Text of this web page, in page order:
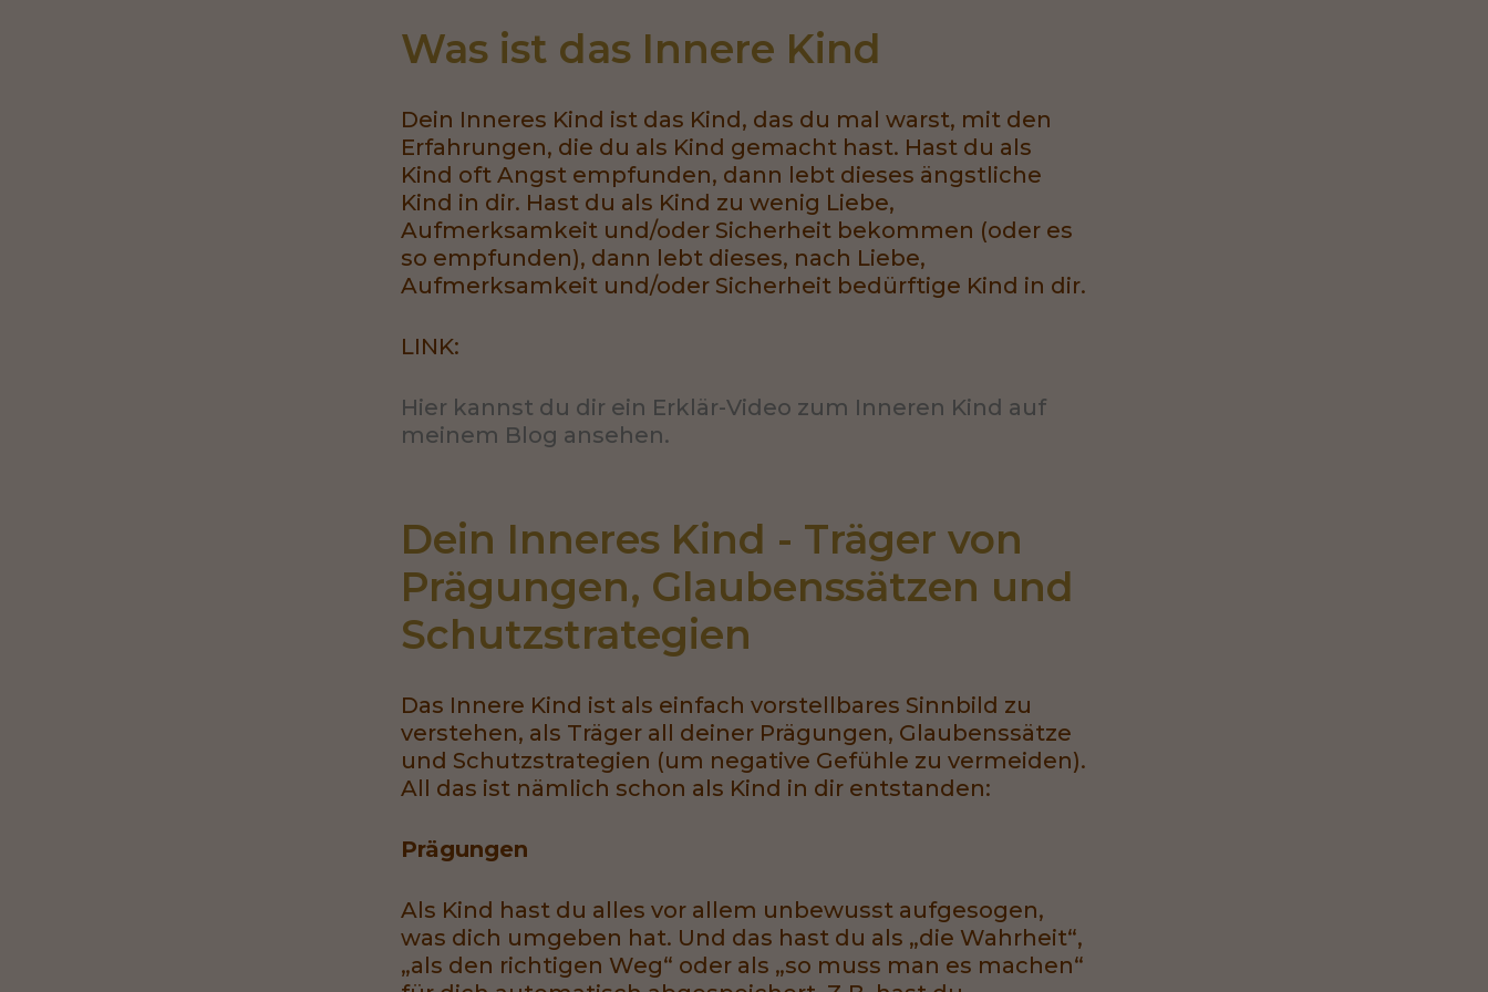
Was ist das Innere Kind
Dein Inneres Kind ist das Kind, das du mal warst, mit den
Erfahrungen, die du als Kind gemacht hast. Hast du als
Kind oft Angst empfunden, dann lebt dieses ängstliche
Kind in dir. Hast du als Kind zu wenig Liebe,
Aufmerksamkeit und/oder Sicherheit bekommen (oder es
so empfunden), dann lebt dieses, nach Liebe,
Aufmerksamkeit und/oder Sicherheit bedürftige Kind in dir.
LINK:
Hier kannst du dir ein Erklär-Video zum Inneren Kind auf
meinem Blog ansehen.
Dein Inneres Kind - Träger von
Prägungen, Glaubenssätzen und
Schutzstrategien
Das Innere Kind ist als einfach vorstellbares Sinnbild zu
verstehen, als Träger all deiner Prägungen, Glaubenssätze
und Schutzstrategien (um negative Gefühle zu vermeiden).
All das ist nämlich schon als Kind in dir entstanden:
Prägungen
Als Kind hast du alles vor allem unbewusst aufgesogen,
was dich umgeben hat. Und das hast du als „die Wahrheit“,
„als den richtigen Weg“ oder als „so muss man es machen“